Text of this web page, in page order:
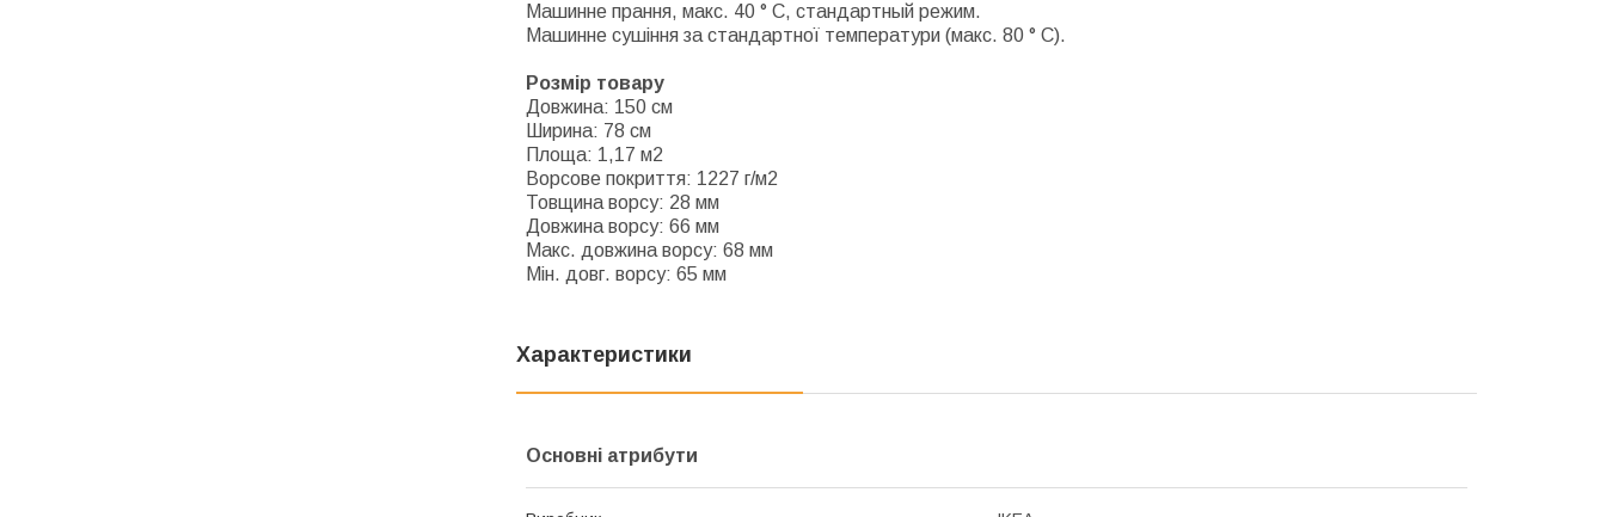
Машинне прання, макс. 40 ° C, стандартный режим.
Машинне сушіння за стандартної температури (макс. 80 ° C).
Розмір товару
Довжина: 150 см
Ширина: 78 см
Площа: 1,17 м2
Ворсове покриття: 1227 г/м2
Товщина ворсу: 28 мм
Довжина ворсу: 66 мм
Макс. довжина ворсу: 68 мм
Мін. довг. ворсу: 65 мм
Характеристики
Основні атрибути